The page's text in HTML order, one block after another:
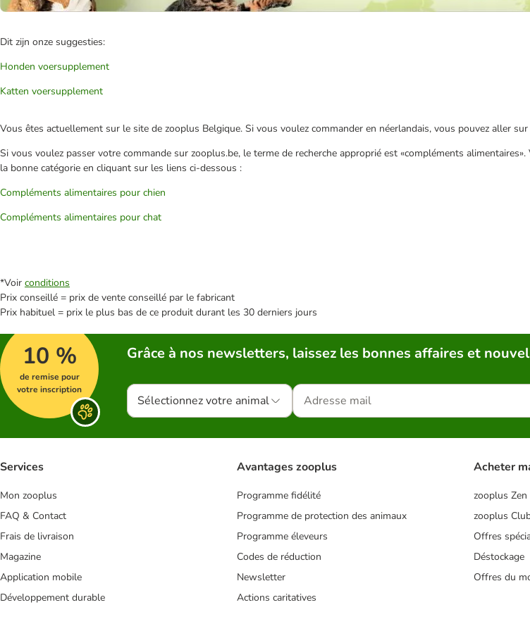
Dit zijn onze suggesties:
Honden voersupplement
Katten voersupplement
Vous êtes actuellement sur le site de zooplus Belgique. Si vous voulez commander en néerlandais, vous pouvez aller sur
Si vous voulez passer votre commande sur zooplus.be, le terme de recherche approprié est «compléments
la bonne catégorie en cliquant sur les liens ci-dessous :
Compléments alimentaires pour chien
Compléments alimentaires pour chat
*Voir conditions
Prix conseillé = prix de vente conseillé par le fabricant
Prix habituel = prix le plus bas de ce produit durant les 30 derniers jours
10 %
de remise pour
votre inscription
Grâce à nos newsletters, laissez les bonnes affaires et
Sélectionnez votre animal
Services
Mon zooplus
FAQ & Contact
Frais de livraison
Magazine
Application mobile
Développement durable
Avantages zooplus
Programme fidélité
Programme de protection des animaux
Programme éleveurs
Codes de réduction
Newsletter
Actions caritatives
Acheter
zooplus Zen
zooplus
Offres
Déstockage
Offres du